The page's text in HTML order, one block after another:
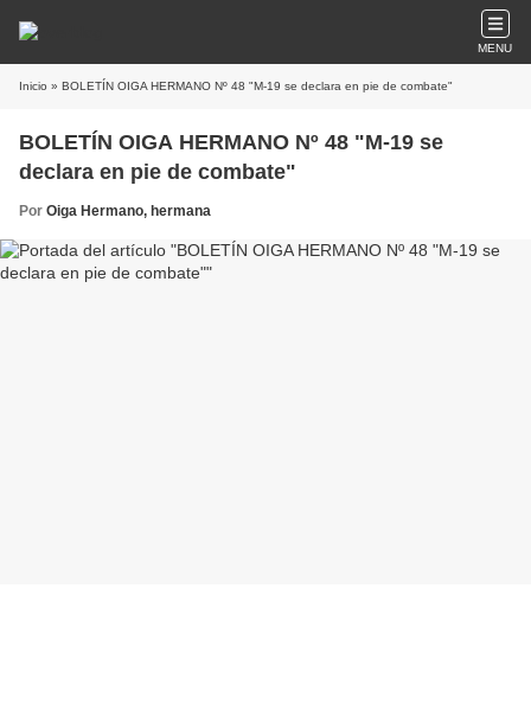
MENU
Inicio » BOLETÍN OIGA HERMANO Nº 48 "M-19 se declara en pie de combate"
BOLETÍN OIGA HERMANO Nº 48 "M-19 se
declara en pie de combate"
Por Oiga Hermano, hermana